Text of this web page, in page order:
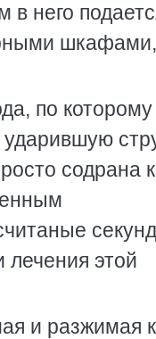
в него
по которому
ударившую
содрана
этой
и разжимая